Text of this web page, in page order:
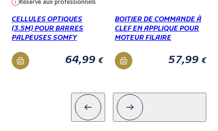
CELLULES OPTIQUES
(3.5M) POUR BARRES
PALPEUSES SOMFY
64,99 €
BOITIER DE COMMANDE À
CLEF EN APPLIQUE POUR
MOTEUR FILAIRE
57,99 €